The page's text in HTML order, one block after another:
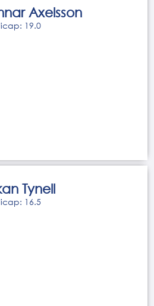
Axelsson
19.0
Tynell
16.5